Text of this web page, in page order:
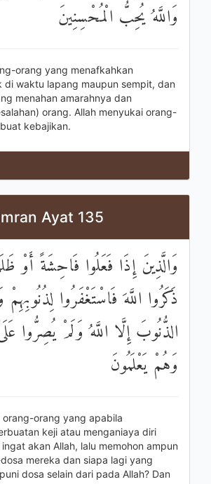
وَاللَّهُ يُحِبُّ الْمُحْسِنِينَ
orang yang menafkahkan
di waktu lapang maupun sempit, dan
menahan amarahnya dan
orang. Allah menyukai orang-
kebajikan.
Ayat 135
وَالَّذِينَ إِذَا فَعَلُوا فَاحِشَةً أَوْ
ذَكَرُوا اللَّهَ فَاسْتَغْفَرُوا
الذُّنُوبَ إِلَّا اللَّهُ وَلَمْ يُصِرُّوا
وَهُمْ يَعْلَمُونَ
orang-orang yang apabila
keji atau menganiaya diri
akan Allah, lalu memohon ampun
mereka dan siapa lagi yang
dosa selain dari pada Allah? Dan